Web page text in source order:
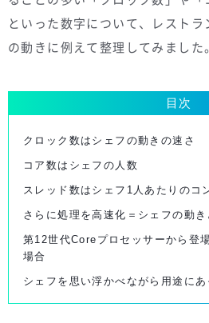
といった数字について、レスト
の動きに例えて整理してみました。
目次
クロック数はシェフの動きの速さ
コア数はシェフの人数
スレッド数はシェフ1人あたりのコ
さらに処理を高速化＝シェフの動
第12世代Coreプロセッサーから登
場合
シェフを思い浮かべながら用途に